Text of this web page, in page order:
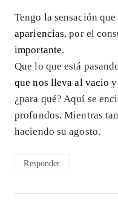
Tengo la sensación
apariencias, por el
importante.
Que lo que está
que nos lleva al vacio y
¿para qué? Aquí se
profundos. Mientras
haciendo su agosto.
Responder